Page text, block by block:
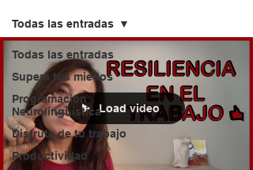
Todas las entradas
Supera tus miedos
Programación
Neurolingüística
Disfruta de tu trabajo
Productividad
Todas las entradas
Load video